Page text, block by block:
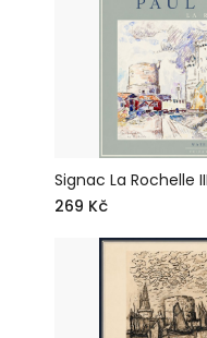
Signac La Rochelle
269 Kč